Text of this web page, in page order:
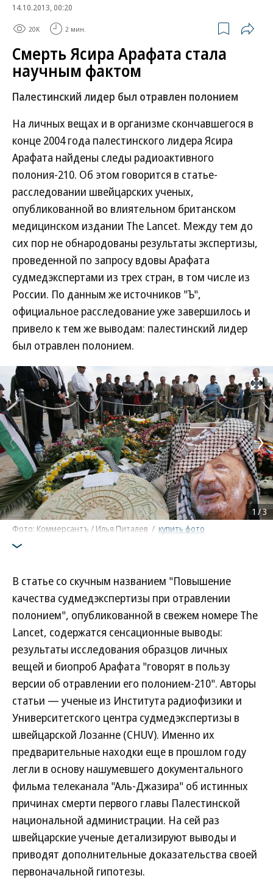
14.10.2013, 00:20
20K 2 мин.
Смерть Ясира Арафата стала
научным фактом
Палестинский лидер был отравлен полонием
На личных вещах и в организме скончавшегося в
конце 2004 года палестинского лидера Ясира
Арафата найдены следы радиоактивного
полония-210. Об этом говорится в статье-
расследовании швейцарских ученых,
опубликованной во влиятельном британском
медицинском издании The Lancet. Между тем до
сих пор не обнародованы результаты экспертизы,
проведенной по запросу вдовы Арафата
судмедэкспертами из трех стран, в том числе из
России. По данным же источников "Ъ",
официальное расследование уже завершилось и
привело к тем же выводам: палестинский лидер
был отравлен полонием.
Развернуть
Фото: Коммерсантъ / Илья Питалев / купить фото
1 /3
В статье со скучным названием "Повышение
качества судмедэкспертизы при отравлении
полонием", опубликованной в свежем номере The
Lancet, содержатся сенсационные выводы:
результаты исследования образцов личных
вещей и биопроб Арафата "говорят в пользу
версии об отравлении его полонием-210". Авторы
статьи — ученые из Института радиофизики и
Университетского центра судмедэкспертизы в
швейцарской Лозанне (CHUV). Именно их
предварительные находки еще в прошлом году
легли в основу нашумевшего документального
фильма телеканала "Аль-Джазира" об истинных
причинах смерти первого главы Палестинской
национальной администрации. На сей раз
швейцарские ученые детализируют выводы и
приводят дополнительные доказательства своей
первоначальной гипотезы.